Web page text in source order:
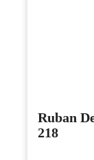
Ruban
218